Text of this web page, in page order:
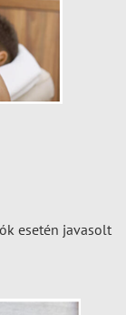
esetén javasolt